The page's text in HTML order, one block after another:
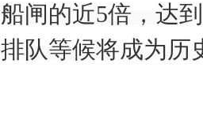
船闸的近5倍，达
排队等候将成为历